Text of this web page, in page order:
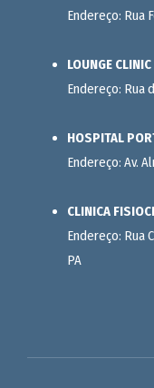
Endereço: Rua
LOUNGE
Endereço: Rua
HOSPITAL
Endereço: Av.
CLINICA
Endereço: Rua
PA